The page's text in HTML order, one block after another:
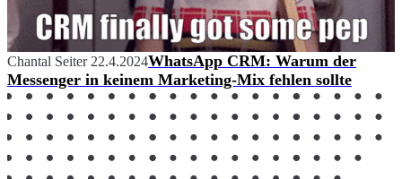
Chantal Seiter 22.4.2024WhatsApp CRM: Warum der
Messenger in keinem Marketing-Mix fehlen sollte